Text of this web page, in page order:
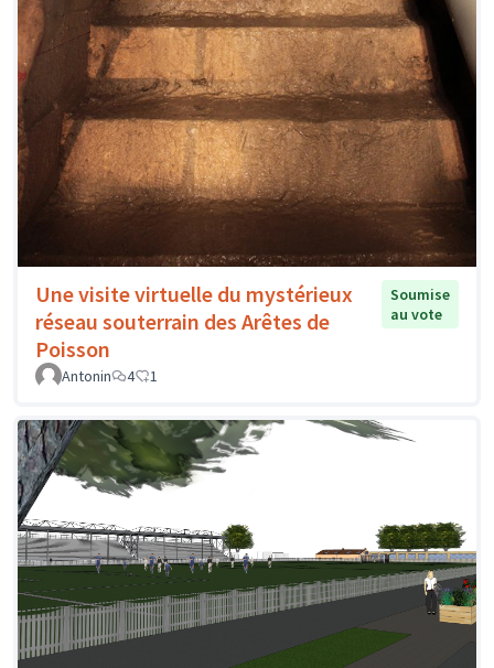
Une visite virtuelle du mystérieux
réseau souterrain des Arêtes de
Poisson
Soumise
au vote
Antonin 4 1